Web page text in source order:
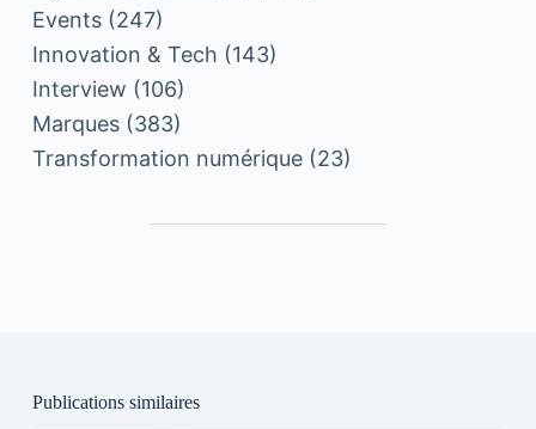
Events(247)
Innovation & Tech (143)
Interview (106)
Marques(383)
Transformation numérique(23)
Publications similaires